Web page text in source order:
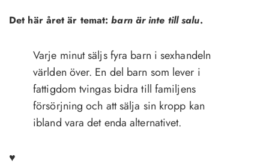
Det här året är temat:barn är inte till salu.
Varje minut säljs fyra barn i sexhandeln
världen över. En del barn som lever i
fattigdom tvingas bidra till familjens
försörjning och att sälja sin kropp kan
ibland vara det enda alternativet.
♥